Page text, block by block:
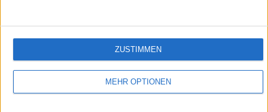
MEHR OPTIONEN
ZUSTIMMEN